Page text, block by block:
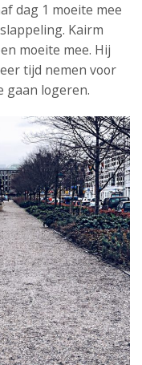
dag 1 moeite mee
Kairm
moeite mee. Hij
tijd nemen voor
gaan logeren.